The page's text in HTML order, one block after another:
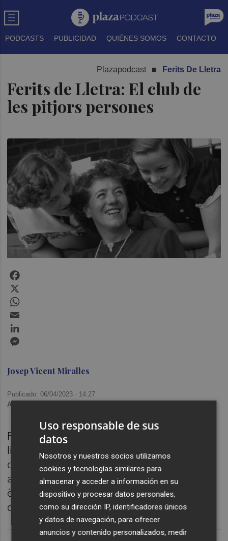
PODCASTS PUBLICIDAD QUIÉNES SOMOS CONTACTO
Plazapodcast Ferits De Lletra
Ferits de Lletra: El club de
les pitjors persones
Josep Vicent Miralles
Publicado: 06/04/2023 · 14:27
Actualizado: 06/04/2023 · 14:33
Fins a on podem exigir als genis de la
literatura que, a més de la seua obra, ens
deixen una conducta personal immaculada i
a prova dels canvis de sensibilitat de cada
època? Óscar Mora ens presenta una galeria
de sublims....bastards.
Uso responsable de sus
datos
Nosotros y nuestros socios utilizamos
cookies y tecnologías similares para
almacenar y acceder a información en su
dispositivo y procesar datos personales,
como su dirección IP, identificadores únicos
y datos de navegación, para ofrecer
anuncios y contenido personalizados, medir